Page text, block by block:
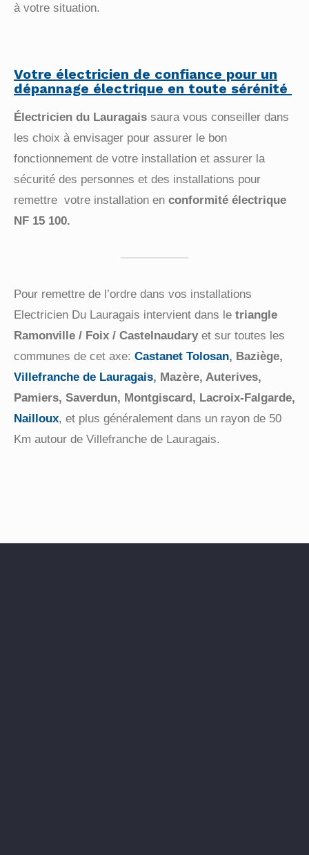
à votre situation.
Votre électricien de confiance pour un
dépannage électrique en toute sérénité
Électricien du Lauragais saura vous conseiller dans
les choix à envisager pour assurer le bon
fonctionnement de votre installation et assurer la
sécurité des personnes et des installations pour
remettre votre installation en conformité électrique
NF 15 100.
Pour remettre de l’ordre dans vos installations
Electricien Du Lauragais intervient dans le triangle
Ramonville / Foix / Castelnaudaryet sur toutes les
communes de cet axe: Castanet Tolosan, Baziège,
Villefranche de Lauragais, Mazère, Auterives,
Pamiers, Saverdun, Montgiscard, Lacroix-Falgarde,
Nailloux, et plus généralement dans un rayon de 50
Km autour de Villefranche de Lauragais.
INFORMATIONS GÉNÉRALES
31290 Villefranche-de-Lauragais
contact@electricien-du-lauragais.fr
NOS SERVICES
ACCUEIL
DÉPANNAGE ÉLECTRIQUE